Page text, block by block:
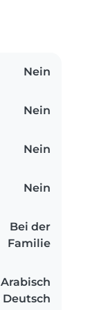
Nein
Nein
Nein
Nein
Bei der
Familie
Arabisch
Deutsch